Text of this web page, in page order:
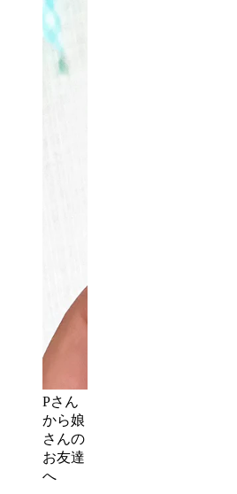
Pさん
から娘
さんの
お友達
へ